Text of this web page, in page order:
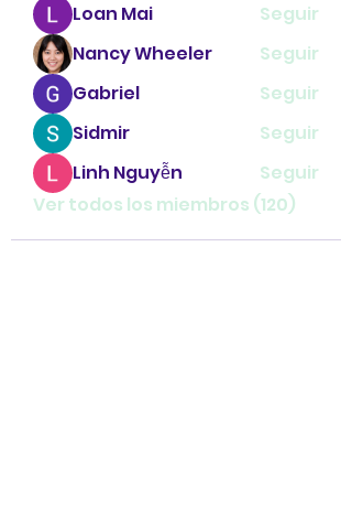
Loan Mai
Seguir
Nancy Wheeler
Seguir
Gabriel
Seguir
Sidmir
Seguir
Linh Nguyễn
Seguir
Ver todos los miembros (120)